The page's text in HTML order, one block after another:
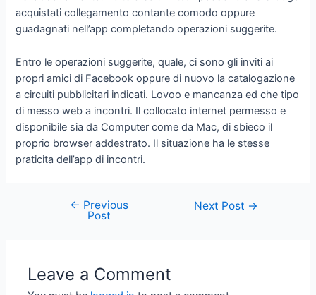
acquistati collegamento contante comodo oppure
guadagnati nell’app completando operazioni suggerite.
Entro le operazioni suggerite, quale, ci sono gli inviti ai
propri amici di Facebook oppure di nuovo la catalogazione
a circuiti pubblicitari indicati. Lovoo e mancanza ed che tipo
di messo web a incontri. Il collocato internet permesso e
disponibile sia da Computer come da Mac, di sbieco il
proprio browser addestrato. Il situazione ha le stesse
praticita dell’app di incontri.
← Previous
Post
Next Post →
Leave a Comment